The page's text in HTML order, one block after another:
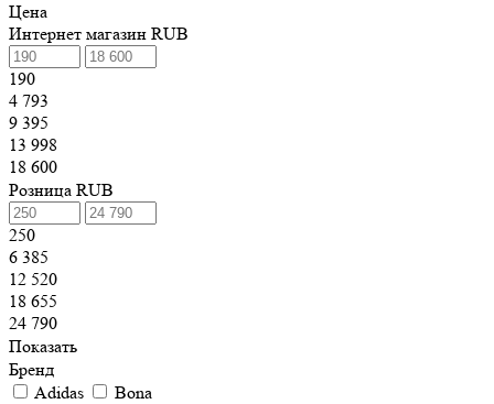
Цена
Интернет магазин RUB
190
4 793
9 395
13 998
18 600
Розница RUB
250
6 385
12 520
18 655
24 790
Показать
Бренд
Adidas
Bona